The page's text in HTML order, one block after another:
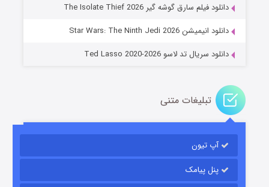
قسمت۱۴ (زیرنویس) منتشر شد
دانلود فیلم سارق گوشه گیر The Isolate Thief 2026
دانلود انیمیشن Star Wars: The Ninth Jedi 2026
دانلود سریال تد لاسو Ted Lasso 2020-2026
تبلیغات متنی
آپ تیون
پنل پیامک